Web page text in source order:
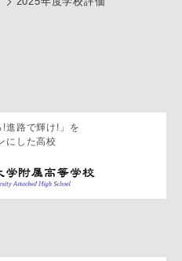
!進路で輝け!」を
にした高校